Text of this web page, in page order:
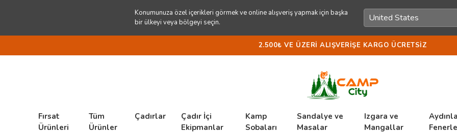
Konumunuza özel içerikleri görmek ve online alışveriş yapmak için başka
bir ülkeyi veya bölgeyi seçin.
2.500₺ VE ÜZERI ALIŞVERIŞE KARGO ÜCRETSIZ
Fırsat
Ürünleri
Tüm
Ürünler
Çadırlar
Çadır İçi
Ekipmanlar
Kamp
Sobaları
Sandalye ve
Masalar
Izgara ve
Mangallar